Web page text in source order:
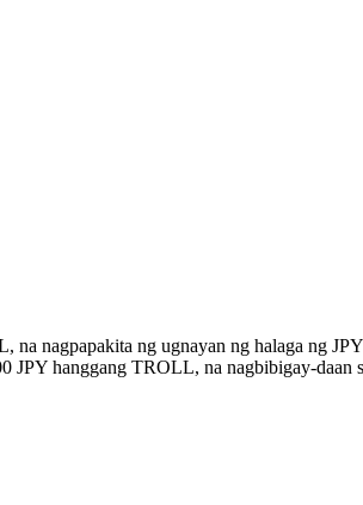
na nagpapakita ng ugnayan ng halaga ng
JPY hanggang TROLL, na nagbibigay-daan